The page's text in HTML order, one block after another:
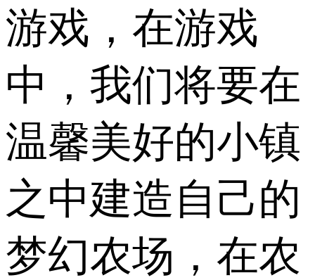
游戏，在游戏
中，我们将要在
温馨美好的小镇
之中建造自己的
梦幻农场，在农